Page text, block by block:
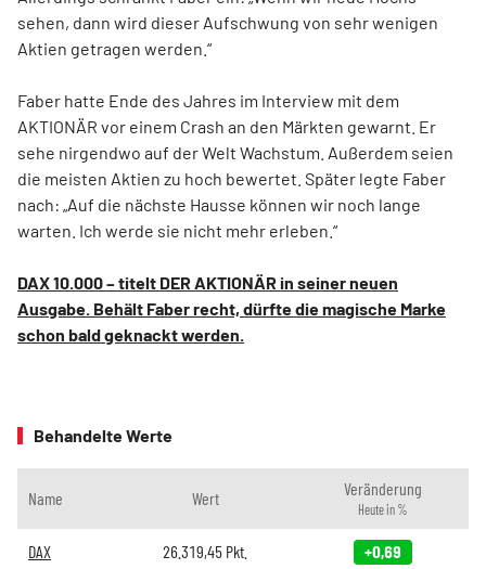
sehen, dann wird dieser Aufschwung von sehr wenigen
Aktien getragen werden.“
Faber hatte Ende des Jahres im Interview mit dem
AKTIONÄR vor einem Crash an den Märkten gewarnt. Er
sehe nirgendwo auf der Welt Wachstum. Außerdem seien
die meisten Aktien zu hoch bewertet. Später legte Faber
nach: „Auf die nächste Hausse können wir noch lange
warten. Ich werde sie nicht mehr erleben.“
DAX 10.000 – titelt DER AKTIONÄR in seiner neuen
Ausgabe. Behält Faber recht, dürfte die magische Marke
schon bald geknackt werden.
Behandelte Werte
Name Wert Veränderung
Heute in %
DAX 26.319,45 Pkt. +0,69